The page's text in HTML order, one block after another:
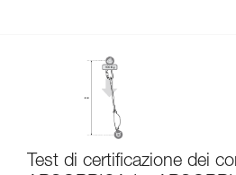
Test di certificazione dei